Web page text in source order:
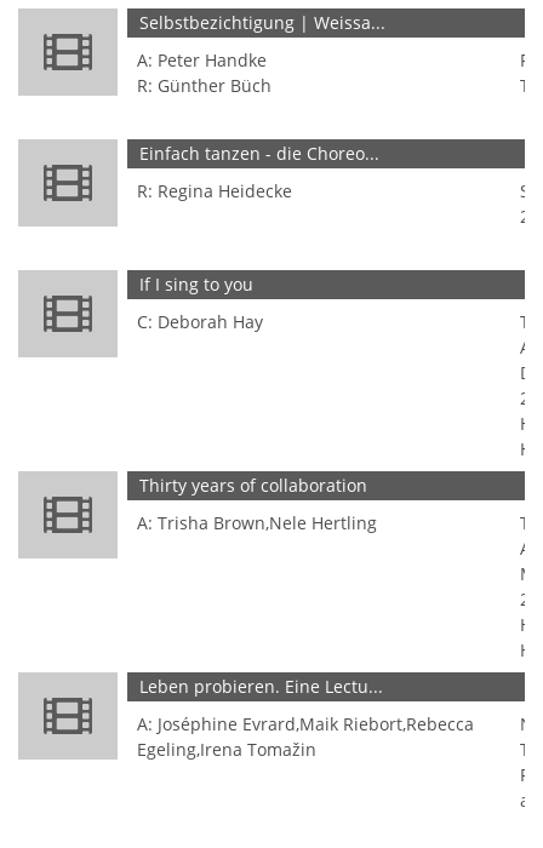
Selbstbezichtigung | Weissa...
A: Peter Handke
R: Günther Büch
Einfach tanzen - die Choreo...
R: Regina Heidecke
If I sing to you
C: Deborah Hay
Thirty years of collaboration
A: Trisha Brown,Nele Hertling
Leben probieren. Eine Lectu...
A: Joséphine Evrard,Maik Riebort,Rebecca
Egeling,Irena Tomažin